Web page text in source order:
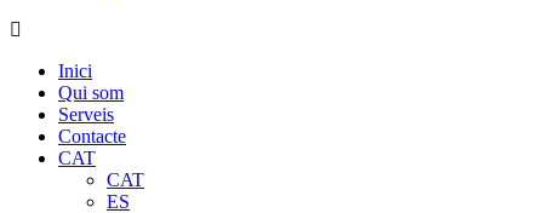
Inici
Qui som
Serveis
Contacte
CAT
CAT
ES